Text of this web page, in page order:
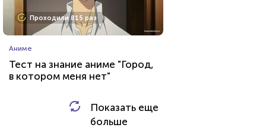
Проходили 524 раза
Прочие тесты
Тест: Муниципальное право
Пройти тест
Проходили 815 раз
Аниме
Тест на знание аниме "Город,
в котором меня нет"
Валерия Жукова HTML - код
Показать еще
больше